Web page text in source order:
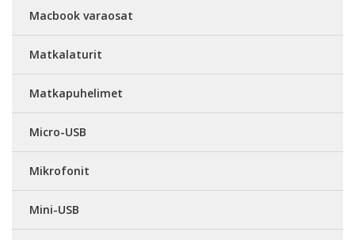
Macbook varaosat
Matkalaturit
Matkapuhelimet
Micro-USB
Mikrofonit
Mini-USB